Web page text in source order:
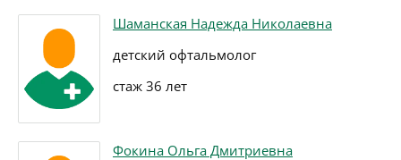
Шаманская Надежда Николаевна
детский офтальмолог
стаж 36 лет
Фокина Ольга Дмитриевна